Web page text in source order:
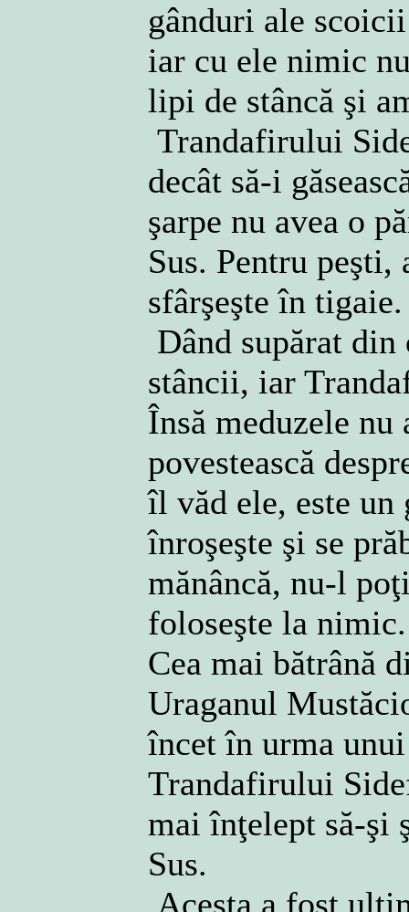
gânduri ale
iar cu ele nimic
lipi de stâncă şi
Trandafirului
decât să-i
şarpe nu avea o
Sus. Pentru peşti,
sfârşeşte în
Dând supărat din
stâncii, iar
Însă meduzele
povestească
îl văd ele, este un
înroşeşte şi se
mănâncă, nu-l
foloseşte la
Cea mai bătrână
Uraganul
încet în urma
Trandafirului
mai înţelept să-şi
Sus.
Acesta a fost